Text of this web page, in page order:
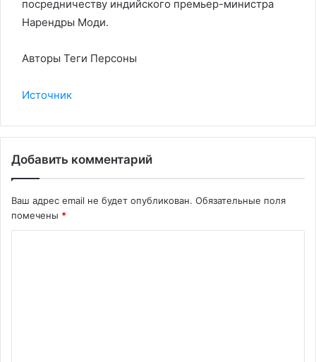
посредничеству индийского премьер-министра
Нарендры Моди.
Авторы Теги Персоны
Источник
Добавить комментарий
Ваш адрес email не будет опубликован. Обязательные поля
помечены *